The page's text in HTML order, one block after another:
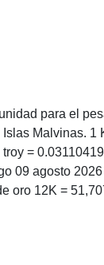
para el
Malvinas. 1
=
09 agosto
oro 12K =